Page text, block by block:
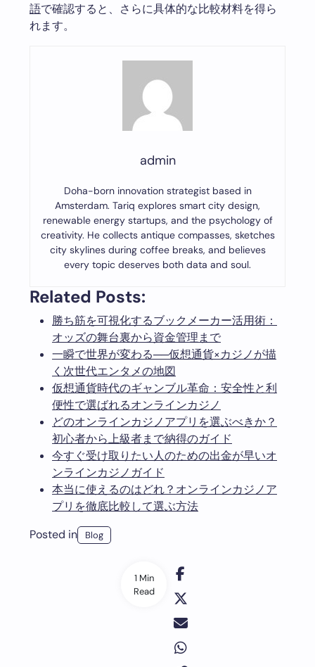
1 Min
Read
語で確認すると、さらに具体的な比較材料を得ら
れます。
admin
Doha-born innovation strategist based in
Amsterdam. Tariq explores smart city design,
renewable energy startups, and the psychology of
creativity. He collects antique compasses, sketches
city skylines during coffee breaks, and believes
every topic deserves both data and soul.
Related Posts:
勝ち筋を可視化するブックメーカー活用術：
オッズの舞台裏から資金管理まで
一瞬で世界が変わる──仮想通貨×カジノが描
く次世代エンタメの地図
仮想通貨時代のギャンブル革命：安全性と利
便性で選ばれるオンラインカジノ
どのオンラインカジノアプリを選ぶべきか？
初心者から上級者まで納得のガイド
今すぐ受け取りたい人のための出金が早いオ
ンラインカジノガイド
本当に使えるのはどれ？オンラインカジノア
プリを徹底比較して選ぶ方法
Posted in
Blog